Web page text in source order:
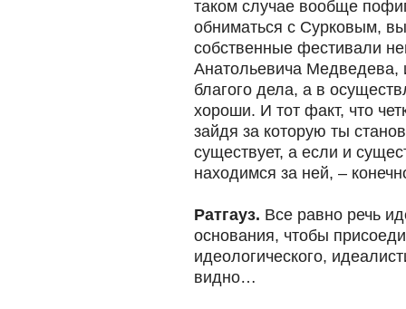
таком случае вообще
обниматься с Сурковым,
собственные фестивали
Анатольевича Медведева,
благого дела, а в
хороши. И тот факт, что
зайдя за которую ты
существует, а если и
находимся за ней, –
Ратгауз. Все равно речь
основания, чтобы
идеологического,
видно…